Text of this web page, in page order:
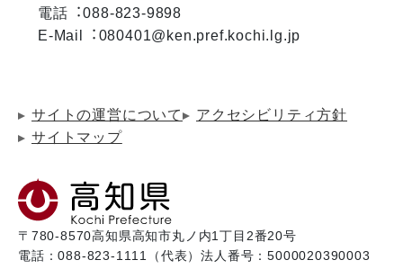
電話︓088-823-9898
E-Mail︓080401@ken.pref.kochi.lg.jp
サイトの運営について
アクセシビリティ方針
サイトマップ
〒780-8570高知県高知市丸ノ内1丁目2番20号
電話：088-823-1111（代表）法人番号：5000020390003